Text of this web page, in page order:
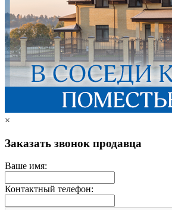
×
Заказать звонок продавца
Ваше имя:
Контактный телефон: